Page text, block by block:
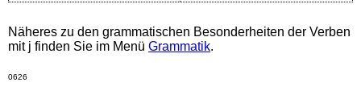
Näheres zu den grammatischen Besonderheiten der Verben
mit j finden Sie im Menü Grammatik.
0626